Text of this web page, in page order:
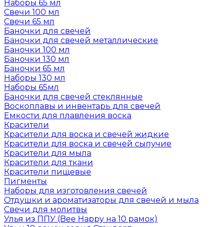
Наборы 65 мл
Свечи 100 мл
Свечи 65 мл
Баночки для свечей
Баночки для свечей металлические
Баночки 100 мл
Баночки 130 мл
Баночки 65 мл
Наборы 130 мл
Наборы 65мл
Баночки для свечей стеклянные
Воскоплавы и инвентарь для свечей
Емкости для плавления воска
Красители
Красители для воска и свечей жидкие
Красители для воска и свечей сыпучие
Красители для мыла
Красители для ткани
Красители пищевые
Пигменты
Наборы для изготовления свечей
Отдушки и ароматизаторы для свечей и мыла
Свечи для молитвы
Улья из ППУ (Bee Happy на 10 рамок)